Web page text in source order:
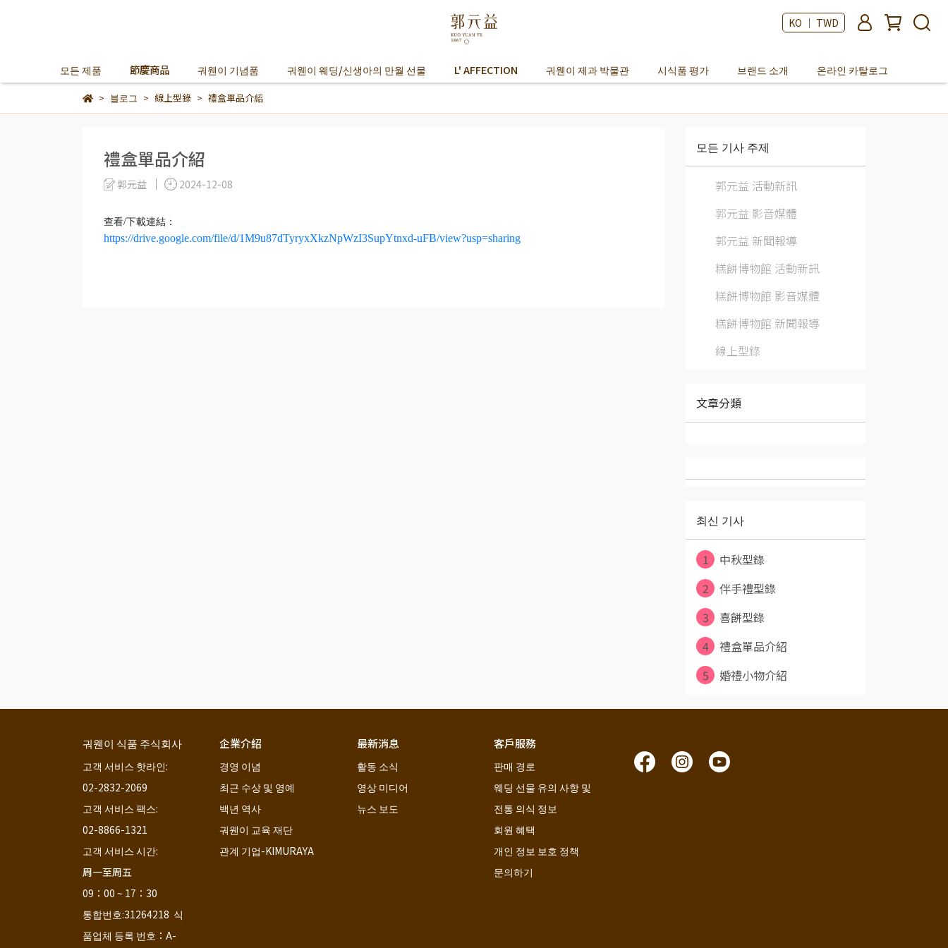
KO ｜ TWD
모든 제품 節慶商品 궈웬이 기념품 궈웬이 웨딩/신생아의 만월 선물 L' AFFECTION 궈웬이 제과 박물관 시식품 평가 브랜드 소개 온라인 카탈로그
블로그 線上型錄 禮盒單品介紹
禮盒單品介紹
郭元益 2024-12-08
查看/下載連結：
https://drive.google.com/file/d/1M9u87dTyryxXkzNpWzI3SupYtnxd-uFB/view?usp=sharing
모든 기사 주제
郭元益 活動新訊
郭元益 影音媒體
郭元益 新聞報導
糕餅博物館 活動新訊
糕餅博物館 影音媒體
糕餅博物館 新聞報導
線上型錄
文章分類
최신 기사
1
中秋型錄
2
伴手禮型錄
3
喜餅型錄
4
禮盒單品介紹
5
婚禮小物介紹
궈웬이 식품 주식회사
고객 서비스 핫라인:
02-2832-2069
고객 서비스 팩스:
02-8866-1321
고객 서비스 시간:
周一至周五
09：00 ~ 17：30
통합번호:31264218  식
품업체 등록 번호：A-
企業介紹
경영 이념
최근 수상 및 영예
백년 역사
궈웬이 교육 재단
관계 기업-KIMURAYA
最新消息
활동 소식
영상 미디어
뉴스 보도
客戶服務
판매 경로
웨딩 선물 유의 사항 및
전통 의식 정보
회원 혜택
개인 정보 보호 정책
문의하기